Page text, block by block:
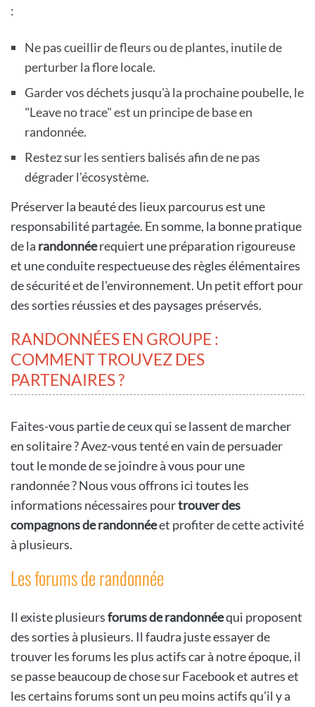
:
Ne pas cueillir de fleurs ou de plantes, inutile de
perturber la flore locale.
Garder vos déchets jusqu'à la prochaine poubelle, le
"Leave no trace" est un principe de base en
randonnée.
Restez sur les sentiers balisés afin de ne pas
dégrader l'écosystème.
Préserver la beauté des lieux parcourus est une
responsabilité partagée. En somme, la bonne pratique
de la randonnéerequiert une préparation rigoureuse
et une conduite respectueuse des règles élémentaires
de sécurité et de l'environnement. Un petit effort pour
des sorties réussies et des paysages préservés.
RANDONNÉES EN GROUPE :
COMMENT TROUVEZ DES
PARTENAIRES ?
Faites-vous partie de ceux qui se lassent de marcher
en solitaire ? Avez-vous tenté en vain de persuader
tout le monde de se joindre à vous pour une
randonnée ? Nous vous offrons ici toutes les
informations nécessaires pourtrouver des
compagnons de randonnéeet profiter de cette activité
à plusieurs.
Les forums de randonnée
Il existe plusieursforums de randonnéequi proposent
des sorties à plusieurs. Il faudra juste essayer de
trouver les forums les plus actifs car à notre époque, il
se passe beaucoup de chose sur Facebook et autres et
les certains forums sont un peu moins actifs qu'il y a